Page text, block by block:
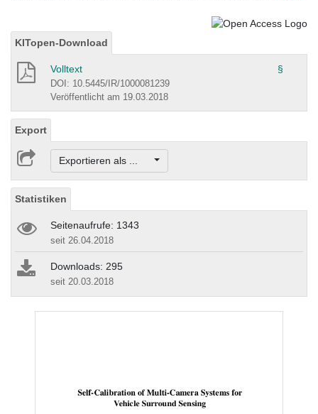
KITopen-Download
Volltext §
DOI: 10.5445/IR/1000081239
Veröffentlicht am 19.03.2018
Export
Exportieren als ...
Statistiken
Seitenaufrufe: 1343
seit 26.04.2018
Downloads: 295
seit 20.03.2018